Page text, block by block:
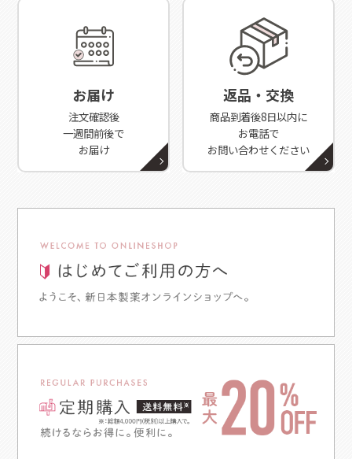
お届け
注文確認後
一週間前後で
お届け
返品・交換
商品到着後8日以内に
お電話で
お問い合わせください